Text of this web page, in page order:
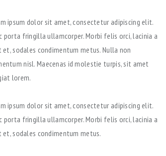
ipsum dolor sit amet, consectetur adipiscing elit.
porta fringilla ullamcorper. Morbi felis orci, lacinia a
sodales condimentum metus. Nulla non
nisl. Maecenas id molestie turpis, sit amet
lorem.
ipsum dolor sit amet, consectetur adipiscing elit.
porta fringilla ullamcorper. Morbi felis orci, lacinia a
et, sodales condimentum metus.